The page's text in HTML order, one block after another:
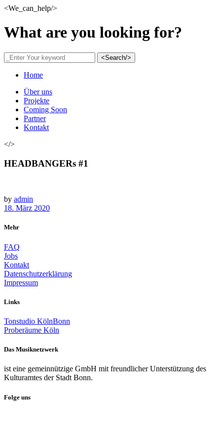
<We_can_help/>
What are you looking for?
<Search/>
Home
Über uns
Projekte
Coming Soon
Partner
Kontakt
</>
HEADBANGERs #1
by admin
18. März 2020
Mehr
FAQ
Jobs
Kontakt
Datenschutzerklärung
Impressum
Links
Tonstudio KölnBonn
Proberäume Köln
Das Musiknetzwerk
ist eine gemeinnützige GmbH mit freundlicher Unterstützung des
Kulturamtes der Stadt Bonn.
Folge uns